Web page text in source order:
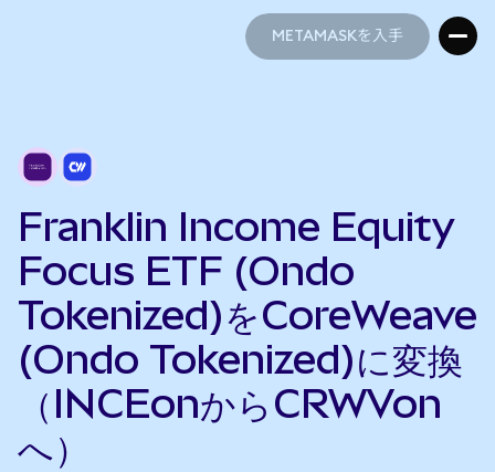
METAMASKを入手
Franklin Income Equity
Focus ETF (Ondo
Tokenized)をCoreWeave
(Ondo Tokenized)に変換
（INCEonからCRWVon
へ）